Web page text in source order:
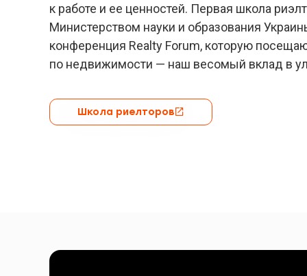
к работе и ее ценностей. Первая школа
Министерством науки и образования
конференция Realty Forum, которую
по недвижимости — наш весомый вклад в
Школа риелторов